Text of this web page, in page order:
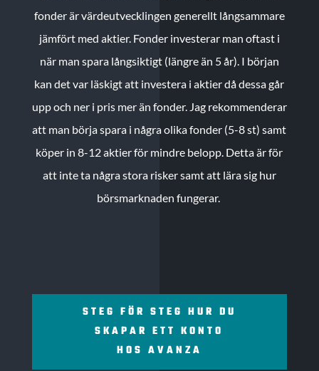
fonder är värdeutvecklingen generellt långsammare
jämfört med aktier. Fonder investerar man oftast i
när man spara långsiktigt (längre än 5 år). I början
kan det var läskigt att investera i aktier då dessa går
upp och ner i pris mer än fonder. Jag rekommenderar
att man börja spara i några olika fonder (5-8 st) samt
köper in 8-12 aktier för mindre belopp. Detta är för
att inte ta några stora risker samt att lära sig hur
börsmarknaden fungerar.
STEG FÖR STEG HUR DU
SKAPAR ETT KONTO
HOS AVANZA